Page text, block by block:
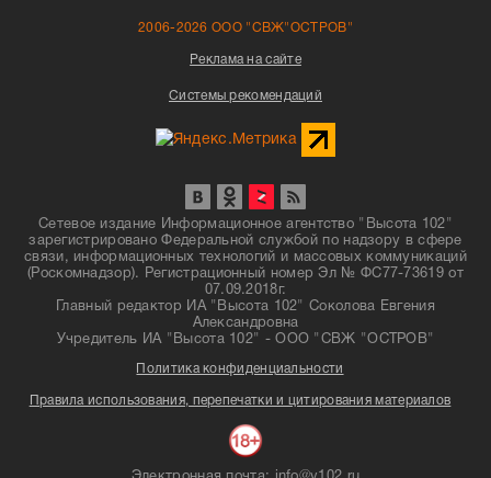
2006-2026 ООО "СВЖ"ОСТРОВ"
Реклама на сайте
Системы рекомендаций
Сетевое издание Информационное агентство "Высота 102"
зарегистрировано Федеральной службой по надзору в сфере
связи, информационных технологий и массовых коммуникаций
(Роскомнадзор). Регистрационный номер Эл № ФС77-73619 от
07.09.2018г.
Главный редактор ИА "Высота 102" Соколова Евгения
Александровна
Учредитель ИА "Высота 102" - ООО "СВЖ "ОСТРОВ"
Политика конфиденциальности
Правила использования, перепечатки и цитирования материалов